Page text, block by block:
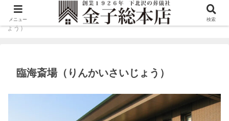
葬儀場のご案内
臨海斎場（りんかいさいじ
ょう）
臨海斎場（りんかいさいじょう）
メニュー 検索